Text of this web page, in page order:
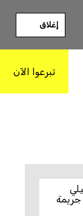
إغلاق
تبرعوا الآن
جريمة